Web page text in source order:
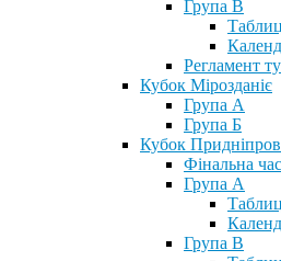
Група В
Регламент
Кубок Мірозданіє
Група А
Група Б
Кубок
Фінальна
Група А
Група В